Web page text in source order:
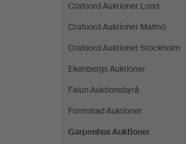
Crafoord Auktioner Lund
Crafoord Auktioner Malmö
Crafoord Auktioner Stockholm
Ekenbergs Auktioner
Falun Auktionsbyrå
Formstad Auktioner
Garpenhus Auktioner